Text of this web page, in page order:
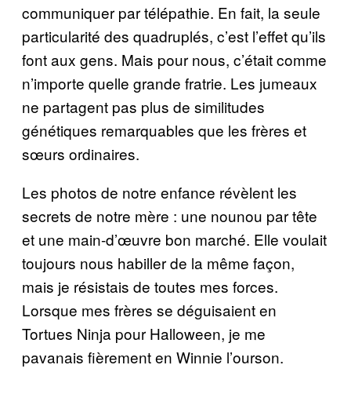
communiquer par télépathie. En fait, la seule
particularité des quadruplés, c’est l’effet qu’ils
font aux gens. Mais pour nous, c’était comme
n’importe quelle grande fratrie. Les jumeaux
ne partagent pas plus de similitudes
génétiques remarquables que les frères et
sœurs ordinaires.
Les photos de notre enfance révèlent les
secrets de notre mère : une nounou par tête
et une main-d’œuvre bon marché. Elle voulait
toujours nous habiller de la même façon,
mais je résistais de toutes mes forces.
Lorsque mes frères se déguisaient en
Tortues Ninja pour Halloween, je me
pavanais fièrement en Winnie l’ourson.